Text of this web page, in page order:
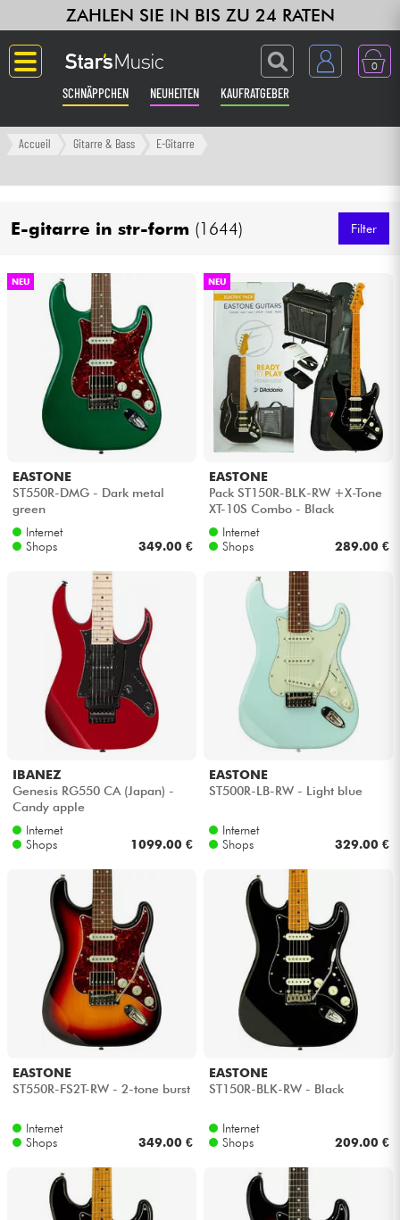
ZAHLEN SIE IN BIS ZU 24 RATEN
0
SCHNÄPPCHEN NEUHEITEN KAUFRATGEBER
Langue
Verstärker & Effekte
Klaviere & Piano
Synths & samplers
Studio
Licht
Drums
Blasinstrumente
Violinen & Quartett
Kinder
Kabel & Zubehöre
HiFi
Bundle
Sehen Sie sich unsere Marken an
Accueil Gitarre & Bass E-Gitarre
E-gitarre in str-form (1644) Filter
NEU
EASTONE
ST550R-DMG - Dark metal
green
Internet
Shops
349.00 €
NEU
EASTONE
Pack ST150R-BLK-RW +X-Tone
XT-10S Combo - Black
Internet
Shops
289.00 €
IBANEZ
Genesis RG550 CA (Japan) -
Candy apple
Internet
Shops
1099.00 €
EASTONE
ST500R-LB-RW - Light blue
Internet
Shops
329.00 €
EASTONE
ST550R-FS2T-RW - 2-tone burst
Internet
Shops
349.00 €
EASTONE
ST150R-BLK-RW - Black
Internet
Shops
209.00 €